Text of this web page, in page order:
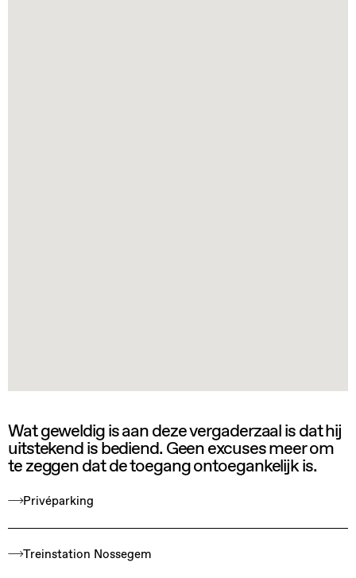
Wat geweldig is aan deze vergaderzaal is dat hij
uitstekend is bediend. Geen excuses meer om
te zeggen dat de toegang ontoegankelijk is.
Privéparking
Treinstation Nossegem